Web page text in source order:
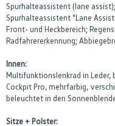
Spurhalteassistent (lane
Spurhalteassistent "Lane
Front- und Heckbereich;
Radfahrererkennung;
Innen:
Multifunktionslenkrad in
Cockpit Pro, mehrfarbig,
beleuchtet in den
Sitze + Polster: